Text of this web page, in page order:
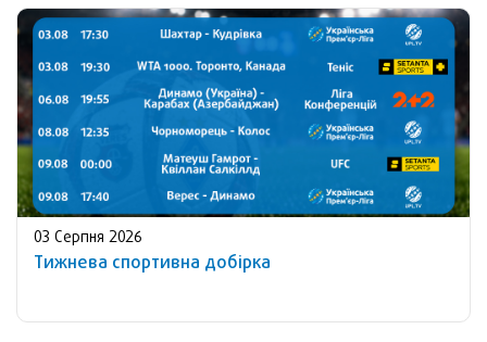
03 Серпня 2026
Тижнева спортивна добірка